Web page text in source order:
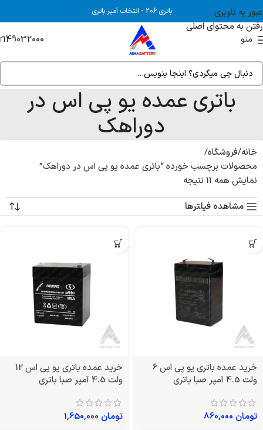
عبور به ناوبری
رفتن به محتوای اصلی
باتری 206 - انتخاب آمپر باتری
منو
باتری عمده یو پی اس در
دوراهک
خانه فروشگاه
محصولات برچسب خورده “باتری عمده یو پی اس در دوراهک”
نمایش همه 11 نتیجه
مشاهده فیلترها
خرید عمده باتری یو پی اس 6
ولت 4.5 آمپر صبا باتری
تومان
خرید عمده باتری یو پی اس 12
ولت 4.5 آمپر صبا باتری
تومان